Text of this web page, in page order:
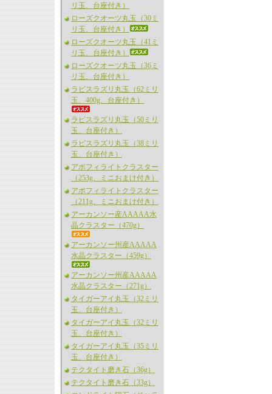
リ玉、台座付き）
ローズクオーツ丸玉（30ミ
リ玉、台座付き）
ローズクオーツ丸玉（41ミ
リ玉、台座付き）
ローズクオーツ丸玉（36ミ
リ玉、台座付き）
ラピスラズリ丸玉（62ミリ
玉、400g、台座付き）
ラピスラズリ丸玉（50ミリ
玉、台座付き）
ラピスラズリ丸玉（38ミリ
玉、台座付き）
アポフィライトクラスター
（253g、ミニおまけ付き）
アポフィライトクラスター
（211g、ミニおまけ付き）
アーカンソー産AAAAA水
晶クラスター（470g）
アーカンソー州産AAAAA
水晶クラスター（459g）
アーカンソー州産AAAAA
水晶クラスター（271g）
タイガーアイ丸玉（32ミリ
玉、台座付き）
タイガーアイ丸玉（32ミリ
玉、台座付き）
タイガーアイ丸玉（35ミリ
玉、台座付き）
テクタイト磨き石（36g）
テクタイト磨き石（33g）